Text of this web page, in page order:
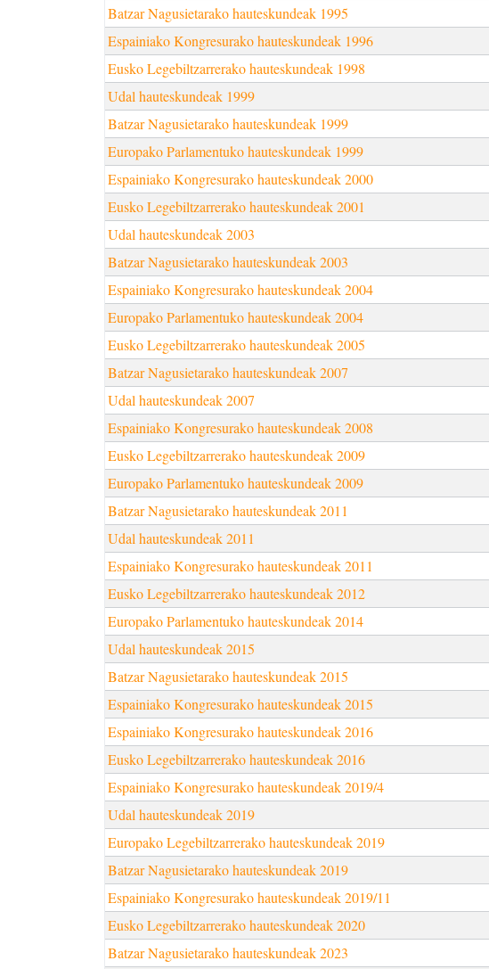
Batzar Nagusietarako hauteskundeak 1995
Espainiako Kongresurako hauteskundeak 1996
Eusko Legebiltzarrerako hauteskundeak 1998
Udal hauteskundeak 1999
Batzar Nagusietarako hauteskundeak 1999
Europako Parlamentuko hauteskundeak 1999
Espainiako Kongresurako hauteskundeak 2000
Eusko Legebiltzarrerako hauteskundeak 2001
Udal hauteskundeak 2003
Batzar Nagusietarako hauteskundeak 2003
Espainiako Kongresurako hauteskundeak 2004
Europako Parlamentuko hauteskundeak 2004
Eusko Legebiltzarrerako hauteskundeak 2005
Batzar Nagusietarako hauteskundeak 2007
Udal hauteskundeak 2007
Espainiako Kongresurako hauteskundeak 2008
Eusko Legebiltzarrerako hauteskundeak 2009
Europako Parlamentuko hauteskundeak 2009
Batzar Nagusietarako hauteskundeak 2011
Udal hauteskundeak 2011
Espainiako Kongresurako hauteskundeak 2011
Eusko Legebiltzarrerako hauteskundeak 2012
Europako Parlamentuko hauteskundeak 2014
Udal hauteskundeak 2015
Batzar Nagusietarako hauteskundeak 2015
Espainiako Kongresurako hauteskundeak 2015
Espainiako Kongresurako hauteskundeak 2016
Eusko Legebiltzarrerako hauteskundeak 2016
Espainiako Kongresurako hauteskundeak 2019/4
Udal hauteskundeak 2019
Europako Legebiltzarrerako hauteskundeak 2019
Batzar Nagusietarako hauteskundeak 2019
Espainiako Kongresurako hauteskundeak 2019/11
Eusko Legebiltzarrerako hauteskundeak 2020
Batzar Nagusietarako hauteskundeak 2023